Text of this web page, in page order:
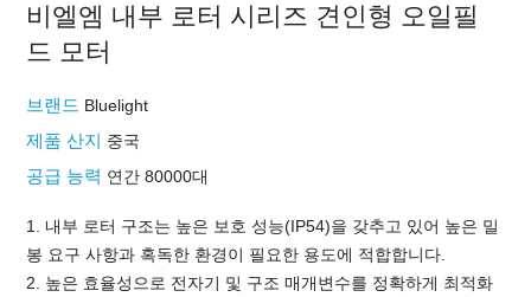
비엘엠 내부 로터 시리즈 견인형 오일필
드 모터
브랜드 Bluelight
제품 산지 중국
공급 능력 연간 80000대
1. 내부 로터 구조는 높은 보호 성능(IP54)을 갖추고 있어 높은 밀
봉 요구 사항과 혹독한 환경이 필요한 용도에 적합합니다.
2. 높은 효율성으로 전자기 및 구조 매개변수를 정확하게 최적화